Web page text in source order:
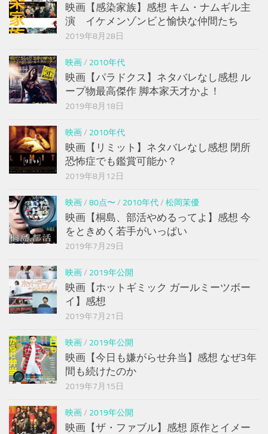
映画【感染家族】感想 キム・ナムギル主
演 イケメンゾンビと愉快な仲間たち
2019年8月28日
映画/ 2010年代
映画【パラドクス】ネタバレなし感想 ル
ープ物最高傑作 脚本家天才かよ！
2019年8月18日
映画/ 2010年代
映画【リミット】ネタバレなし感想 閉所
恐怖症でも鑑賞可能か？
2019年8月12日
映画/ 80点〜 / 2010年代/ 松岡茉優
映画【桐島、部活やめるってよ】感想 今
をときめく若手がいっぱい
2019年7月29日
映画/ 2019年公開
映画【ホットギミック ガールミーツボー
イ】感想
2019年7月21日
映画/ 2019年公開
映画【今日も嫌がらせ弁当】感想 なぜ3年
間も続けたのか
2019年7月15日
映画/ 2019年公開
映画【ザ・ファブル】感想 原作とイメー